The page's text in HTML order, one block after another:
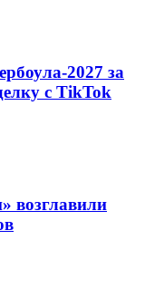
2027 за
с TikTok
возглавили